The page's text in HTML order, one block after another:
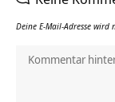
Deine E-Mail-Adresse wird